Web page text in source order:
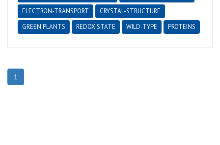
ELECTRON-TRANSPORT
CRYSTAL-STRUCTURE
GREEN PLANTS
REDOX STATE WILD-TYPE PROTEINS
1